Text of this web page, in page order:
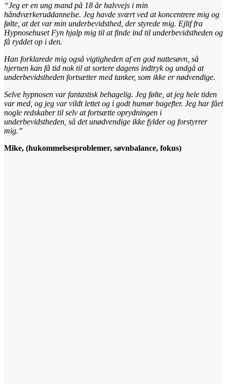
“Jeg er en ung mand på 18 år halvvejs i min
håndværkeruddannelse. Jeg havde svært ved at koncentrere mig og
følte, at det var min underbevidsthed, der styrede mig. Ejlif fra
Hypnosehuset Fyn hjalp mig til at finde ind til underbevidstheden og
få ryddet op i den.
Han forklarede mig også vigtigheden af en god nattesøvn, så
hjernen kan få tid nok til at sortere dagens indtryk og undgå at
underbevidstheden fortsætter med tanker, som ikke er nødvendige.
Selve hypnosen var fantastisk behagelig. Jeg følte, at jeg hele tiden
var med, og jeg var vildt lettet og i godt humør bagefter. Jeg har fået
nogle redskaber til selv at fortsætte oprydningen i
underbevidstheden, så det unødvendige ikke fylder og forstyrrer
mig.”
Mike, (hukommelsesproblemer, søvnbalance, fokus)